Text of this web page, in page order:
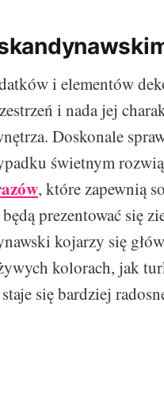
i elementów
i nada jej
Doskonale
świetnym
, które zapewnią
prezentować się
kojarzy się
kolorach, jak
się bardziej